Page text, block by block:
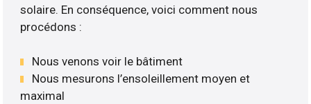
solaire. En conséquence, voici comment nous
procédons :
Nous venons voir le bâtiment
Nous mesurons l’ensoleillement moyen et
maximal